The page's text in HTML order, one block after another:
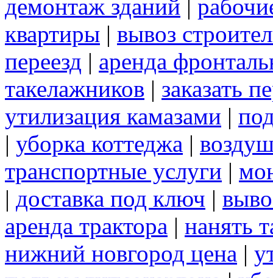
демонтаж зданий |
квартиры | вывоз
переезд | аренда
такелажников | заказать
утилизация камазами |
| уборка коттеджа |
транспортные услуги |
| доставка под ключ |
аренда трактора | нанять
нижний новгород цена |